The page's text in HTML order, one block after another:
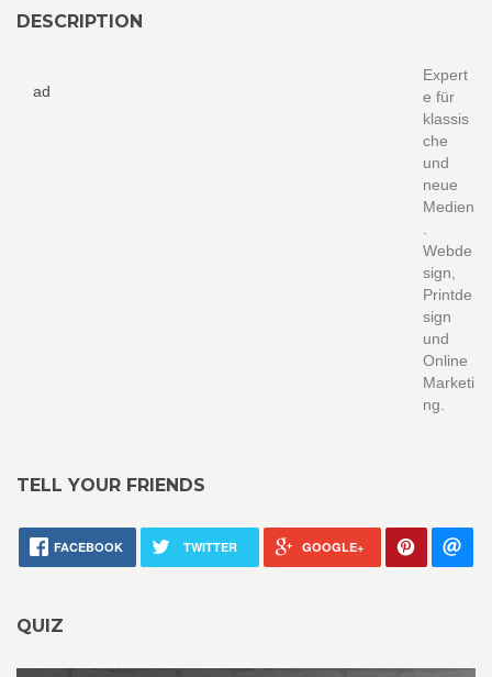
DESCRIPTION
ad
Expert
e für
klassis
che
und
neue
Medien
Webde
sign,
Printde
sign
und
Online
Marketi
ng.
TELL YOUR FRIENDS
FACEBOOK TWITTER GOOGLE+
QUIZ